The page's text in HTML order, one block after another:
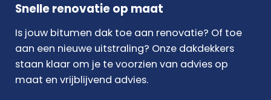
Snelle renovatie op maat
Is jouw bitumen dak toe aan renovatie? Of toe
aan een nieuwe uitstraling? Onze dakdekkers
staan klaar om je te voorzien van advies op
maat en vrijblijvend advies.